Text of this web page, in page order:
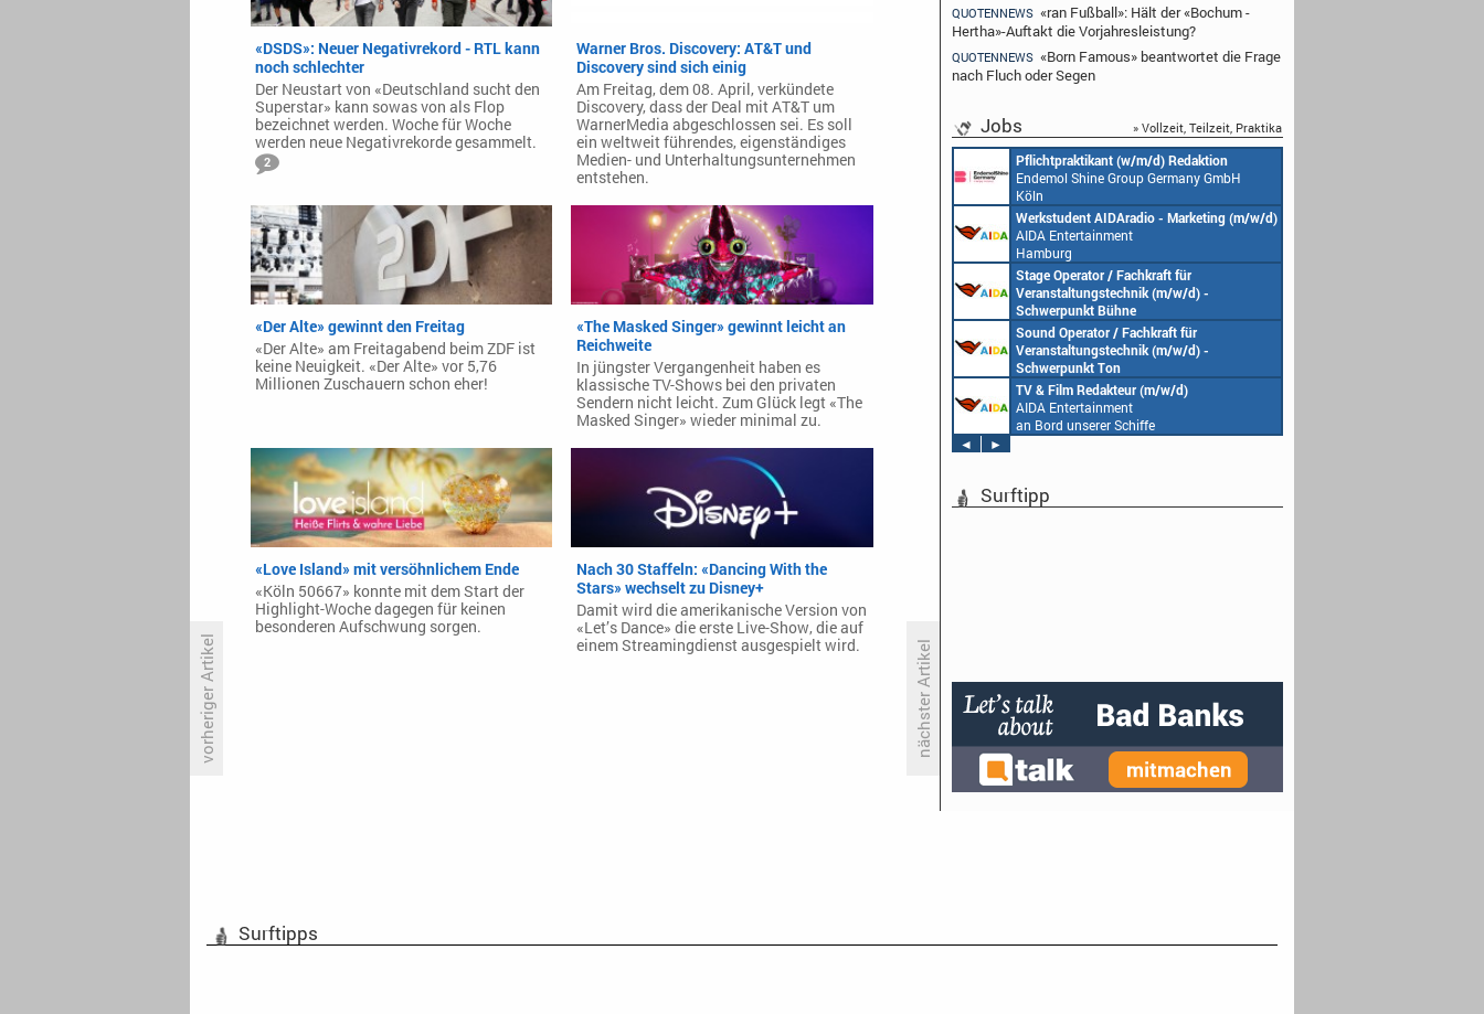
vorheriger Artikel nächster Artikel
«DSDS»: Neuer Negativrekord - RTL kann
noch schlechter
Der Neustart von «Deutschland sucht den
Superstar» kann sowas von als Flop
bezeichnet werden. Woche für Woche
werden neue Negativrekorde gesammelt.
2
Warner Bros. Discovery: AT&T und
Discovery sind sich einig
Am Freitag, dem 08. April, verkündete
Discovery, dass der Deal mit AT&T um
WarnerMedia abgeschlossen sei. Es soll
ein weltweit führendes, eigenständiges
Medien- und Unterhaltungsunternehmen
entstehen.
«Der Alte» gewinnt den Freitag
«Der Alte» am Freitagabend beim ZDF ist
keine Neuigkeit. «Der Alte» vor 5,76
Millionen Zuschauern schon eher!
«The Masked Singer» gewinnt leicht an
Reichweite
In jüngster Vergangenheit haben es
klassische TV-Shows bei den privaten
Sendern nicht leicht. Zum Glück legt «The
Masked Singer» wieder minimal zu.
«Love Island» mit versöhnlichem Ende
«Köln 50667» konnte mit dem Start der
Highlight-Woche dagegen für keinen
besonderen Aufschwung sorgen.
Nach 30 Staffeln: «Dancing With the
Stars» wechselt zu Disney+
Damit wird die amerikanische Version von
«Let’s Dance» die erste Live-Show, die auf
einem Streamingdienst ausgespielt wird.
QUOTENNEWS «ran Fußball»: Hält der «Bochum -
Hertha»-Auftakt die Vorjahresleistung?
QUOTENNEWS «Born Famous» beantwortet die Frage
nach Fluch oder Segen
Jobs » Vollzeit, Teilzeit, Praktika
Pflichtpraktikant (w/m/d) Redaktion
Werkstudent AIDAradio - Marketing (m/w/d)
AIDA Entertainment
Hamburg
Stage Operator / Fachkraft für
Veranstaltungstechnik (m/w/d) -
Schwerpunkt Bühne
AIDA Entertainment
Sound Operator / Fachkraft für
Schwerpunkt Ton
AIDA Entertainment
an Bord unserer Schiffe
TV & Film Redakteur (m/w/d)
AIDA Entertainment
an Bord unserer Schiffe
Redakteur (w/m/d) oder Jungredakteur
(w/m/d)
Endemol Shine Group Germany GmbH
Köln
Senior Video Producer/ 1st TV Operator
(m/w/d)
AIDA Entertainment
an Bord unserer Schiffe
Studentische Aushilfe (w/m/d) – YouTube
Endemol Shine Group Germany GmbH
Köln
Redaktionsleitung (w/m/d)
Endemol Shine Group Germany GmbH
Köln
Producer (w/m/d)
Endemol Shine Group Germany GmbH
Köln
◄
►
Surftipp
Surftipps